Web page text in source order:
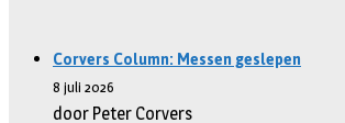
Corvers Column: Messen geslepen
8 juli 2026
door Peter Corvers